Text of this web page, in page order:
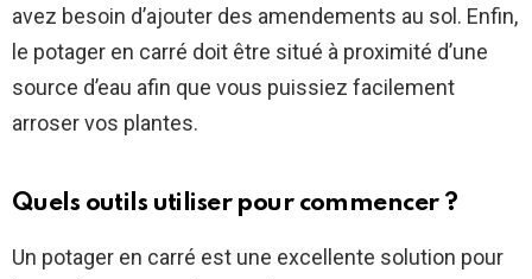
avez besoin d’ajouter des amendements au sol. Enfin,
le potager en carré doit être situé à proximité d’une
source d’eau afin que vous puissiez facilement
arroser vos plantes.
Quels outils utiliser pour commencer ?
Un potager en carré est une excellente solution pour